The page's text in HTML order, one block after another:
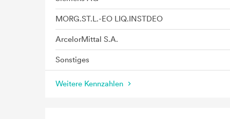
MORG.ST.L.-EO LIQ.INSTDEO
ArcelorMittal S.A.
Sonstiges
Weitere Kennzahlen